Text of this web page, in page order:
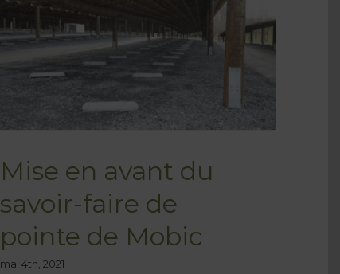
Mise en avant du
savoir-faire de
pointe de Mobic
mai 4th, 2021